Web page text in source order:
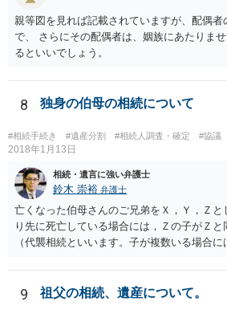
親等図を見れば記載されていますが、配偶
で、 さらにその配偶者は、姻族にあたりま
るといいでしょう。
8 独身の伯母の相続について
#相続手続き #遺産分割 #相続人調査・確定 #協議
2018年1月13日
相続・遺言に強い弁護士
鈴木 崇裕 弁護士
亡くなった伯母さんのご兄弟をＸ，Ｙ，Ｚと
り先に死亡している場合には，Ｚの子がＺ
（代襲相続といいます。子が複数いる場合
つの相続分を有していますので， そのこと
議をすることになります（必ずしも３分の
ができれば構いません。）。 今後の対応と
9 祖父の相続、遺産について。